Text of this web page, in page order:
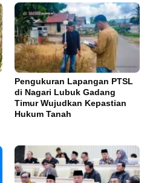
Pengukuran Lapangan PTSL
di Nagari Lubuk Gadang
Timur Wujudkan Kepastian
Hukum Tanah